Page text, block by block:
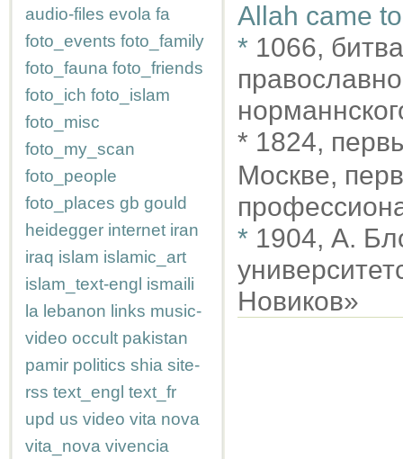
audio-files evola fa
foto_events foto_family
foto_fauna foto_friends
foto_ich foto_islam
foto_misc
foto_my_scan
foto_people
foto_places gb gould
heidegger internet iran
iraq islam islamic_art
islam_text-engl ismaili
la lebanon links music-
video occult pakistan
pamir politics shia site-
rss text_engl text_fr
upd us video vita nova
vita_nova vivencia
Allah came
* 1066,
* 1824,
Москве,
* 1904, А.
Новиков»